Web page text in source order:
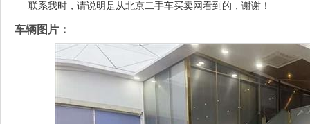
联系我时，请说明是从北京二手车买卖网看到的，谢谢！
车辆图片：